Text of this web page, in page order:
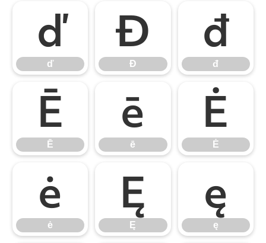
ď
ď
Đ
Đ
đ
đ
Ē
Ē
ē
ē
Ė
Ė
ė
ė
Ę
Ę
ę
ę